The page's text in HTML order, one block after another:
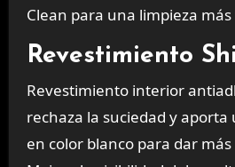
Clean para una limpieza más
Revestimiento
Revestimiento interior
rechaza la suciedad y
en color blanco para dar